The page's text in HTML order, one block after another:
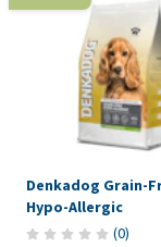
Denkadog Grain-
Hypo-Allergic
(0)